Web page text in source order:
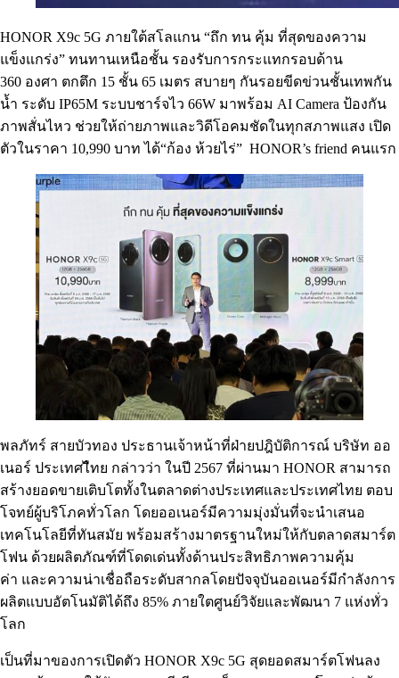
HONOR X9c 5G ภายใต้สโลแกน “ถึก ทน คุ้ม ที่สุดของความ
แข็งแกร่ง” ทนทานเหนือชั้น รองรับการกระแทกรอบด้าน
360 องศา ตกตึก 15 ชั้น 65 เมตร สบายๆ กันรอยขีดข่วนชั้นเทพกัน
น้ำ ระดับ IP65M ระบบชาร์จไว 66W มาพร้อม AI Camera ป้องกัน
ภาพสั่นไหว ช่วยให้ถ่ายภาพและวิดีโอคมชัดในทุกสภาพแสง เปิด
ตัวในราคา 10,990 บาท ได้“ก้อง ห้วยไร่” HONOR’s friend คนแรก
พลภัทร์ สายบัวทอง ประธานเจ้าหน้าที่ฝ่ายปฎิบัติการณ์ บริษัท ออ
เนอร์ ประเทศไืทย กล่าวว่า ในปี 2567 ที่ผ่านมา HONOR สามารถ
สร้างยอดขายเติบโตทั้งในตลาดต่างประเทศและประเทศไทย ตอบ
โจทย์ผู้บริโภคทั่วโลก โดยออเนอร์มีความมุ่งมั่นที่จะนำเสนอ
เทคโนโลยีที่ทันสมัย พร้อมสร้างมาตรฐานใหม่ให้กับตลาดสมาร์ต
โฟน ด้วยผลิตภัณฑ์ที่โดดเด่นทั้งด้านประสิทธิภาพความคุ้ม
ค่า และความน่าเชื่อถือระดับสากลโดยปัจจุบันออเนอร์มีกำลังการ
ผลิตแบบอัตโนมัติได้ถึง 85% ภายใตศูนย์วิจัยและพัฒนา 7 แห่งทั่ว
โลก
เป็นที่มาของการเปิดตัว HONOR X9c 5G สุดยอดสมาร์ตโฟนลง